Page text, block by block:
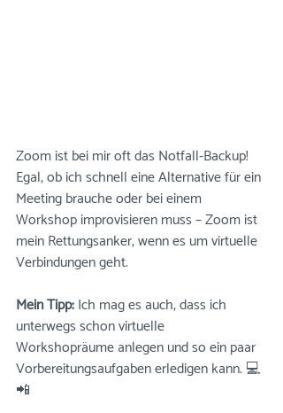
Zoom ist bei mir oft das Notfall-Backup!
Egal, ob ich schnell eine Alternative für ein
Meeting brauche oder bei einem
Workshop improvisieren muss – Zoom ist
mein Rettungsanker, wenn es um virtuelle
Verbindungen geht.
Mein Tipp: Ich mag es auch, dass ich
unterwegs schon virtuelle
Workshopräume anlegen und so ein paar
Vorbereitungsaufgaben erledigen kann. 💻
📲